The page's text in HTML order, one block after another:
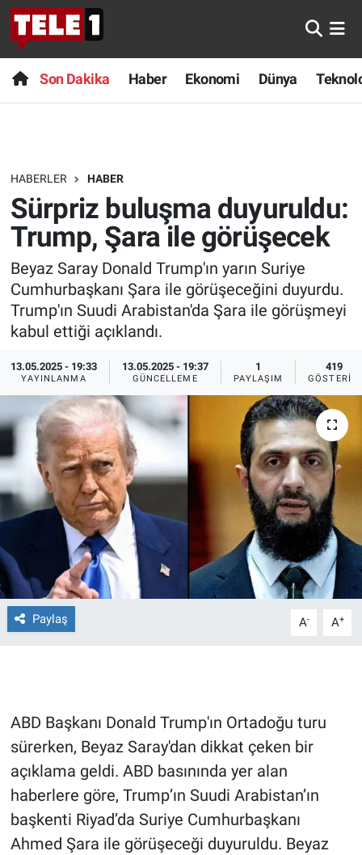
Son Dakika Haber Ekonomi Dünya
HABERLER HABER
Sürpriz buluşma duyuruldu:
Trump, Şara ile görüşecek
Beyaz Saray Donald Trump'ın yarın Suriye
Cumhurbaşkanı Şara ile görüşeceğini duyurdu.
Trump'ın Suudi Arabistan'da Şara ile görüşmeyi
kabul ettiği açıklandı.
13.05.2025 - 19:33
YAYINLANMA
13.05.2025 - 19:37
GÜNCELLEME
1
PAYLAŞIM
419
GÖSTERIM
Paylaş A- A+
ABD Başkanı Donald Trump'ın Ortadoğu turu
sürerken, Beyaz Saray'dan dikkat çeken bir
açıklama geldi. ABD basınında yer alan
haberlere göre, Trump’ın Suudi Arabistan’ın
başkenti Riyad’da Suriye Cumhurbaşkanı
Ahmed Şara ile görüşeceği duyuruldu. Beyaz
Anında Manşet
Başka Sohbetler
Bilim turu
Bilim ve Teknoloji Evreni
Doğa Konuşuyor
Dünya
Ege'den Esintiler
Eğitim
Eğlence
Ekonomi
Forum
Gerçeğin İzinde
Gün Ortası
Gündem Özel
Günün görüntüsü
Haber
Son Dakika
Haber
Dünya
Teknoloji
Sağlık
Spor
İletişim
Nöbetçi Eczaneler
Hava Durumu
Trafik Durumu
Süper Lig Puan Durumu ve Fikstür
Tüm Manşetler
Son Dakika Haberleri